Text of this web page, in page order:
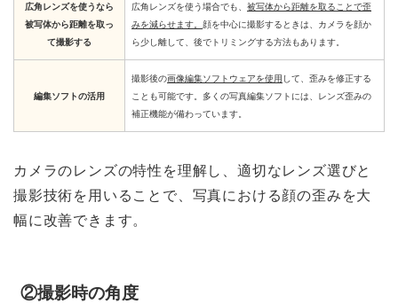
広角レンズを使うなら
被写体から距離を取っ
て撮影する
広角レンズを使う場合でも、 被写体から距離を取ることで歪
みを減らせます。 顔を中心に撮影するときは、カメラを顔か
ら少し離して、後でトリミングする方法もあります。
編集ソフトの活用
撮影後の画像編集ソフトウェアを使用 して、歪みを修正する
ことも可能です。多くの写真編集ソフトには、レンズ歪みの
補正機能が備わっています。
カメラのレンズの特性を理解し、適切なレンズ選びと
撮影技術を用いることで、写真における顔の歪みを大
幅に改善できます。
②撮影時の角度